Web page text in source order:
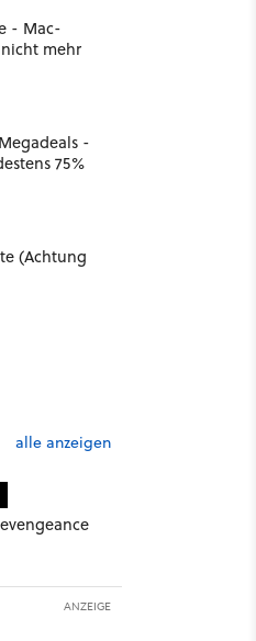
- Mac-
mehr
-
75%
(Achtung
alle anzeigen
ANZEIGE